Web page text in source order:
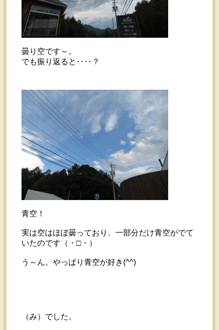
曇り空です～。
でも振り返ると‥‥？
青空！
実は空はほぼ曇っており、一部分だけ青空がでて
いたのです（・□・）
う～ん。やっぱり青空が好き(^^)
（み）でした。